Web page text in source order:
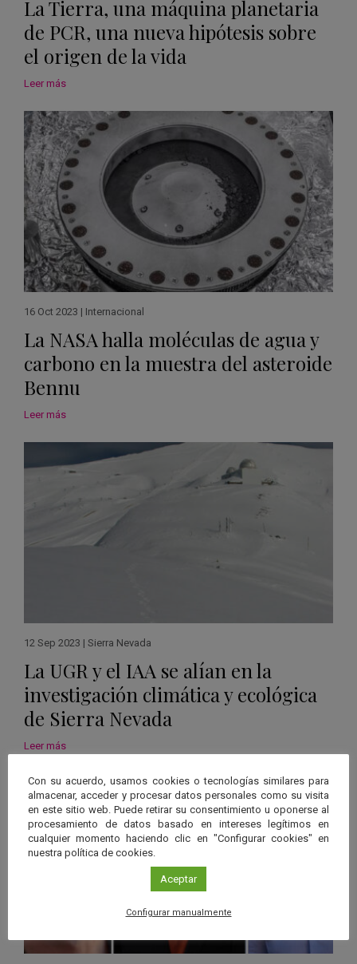
La Tierra, una máquina planetaria
de PCR, una nueva hipótesis sobre
el origen de la vida
Leer más
16 Oct 2023 | Internacional
La NASA halla moléculas de agua y
carbono en la muestra del asteroide
Bennu
Leer más
12 Sep 2023 | Sierra Nevada
La UGR y el IAA se alían en la
investigación climática y ecológica
de Sierra Nevada
Leer más
Con su acuerdo, usamos cookies o tecnologías similares para
almacenar, acceder y procesar datos personales como su visita
en este sitio web. Puede retirar su consentimiento u oponerse al
procesamiento de datos basado en intereses legítimos en
cualquier momento haciendo clic en "Configurar cookies" en
nuestra política de cookies.
Aceptar
Configurar manualmente